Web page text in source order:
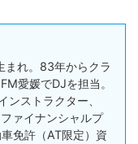
まれ。83年からクラ
愛媛でDJを担当。
ンストラクター、
ァイナンシャルプ
免許（AT限定）資